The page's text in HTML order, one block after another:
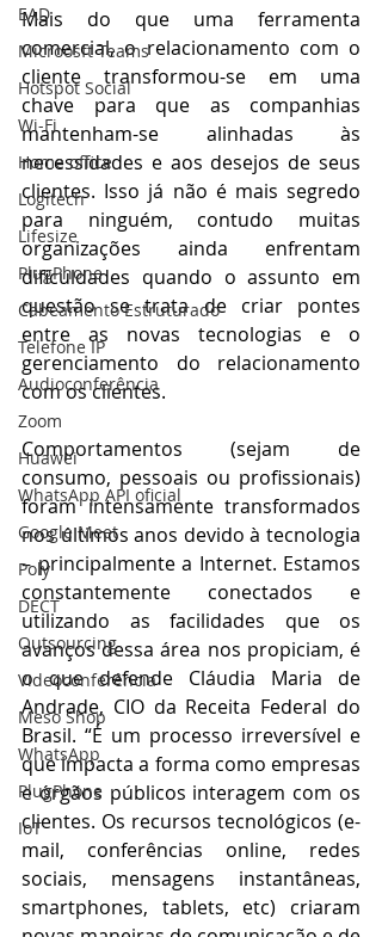
EAD
Microosft Teams
Hotspot Social
Wi-Fi
Home office
Logitech
Lifesize
PlugPhone
Cabeamento Estruturado
Telefone IP
Audioconferência
Zoom
Huawei
WhatsApp API oficial
Google Meet
Poly
DECT
Outsourcing
Videoconferência
Meso Shop
WhatsApp
PlugPhone
IoT
Mais do que uma ferramenta
comercial, o relacionamento com o
cliente transformou-se em uma
chave para que as companhias
mantenham-se alinhadas às
necessidades e aos desejos de seus
clientes. Isso já não é mais segredo
para ninguém, contudo muitas
organizações ainda enfrentam
dificuldades quando o assunto em
questão se trata de criar pontes
entre as novas tecnologias e o
gerenciamento do relacionamento
com os clientes.
Comportamentos (sejam de
consumo, pessoais ou profissionais)
foram intensamente transformados
nos últimos anos devido à tecnologia
– principalmente a Internet. Estamos
constantemente conectados e
utilizando as facilidades que os
avanços dessa área nos propiciam, é
o que defende Cláudia Maria de
Andrade, CIO da Receita Federal do
Brasil. “É um processo irreversível e
que impacta a forma como empresas
e órgãos públicos interagem com os
clientes. Os recursos tecnológicos (e-
mail, conferências online, redes
sociais, mensagens instantâneas,
smartphones, tablets, etc) criaram